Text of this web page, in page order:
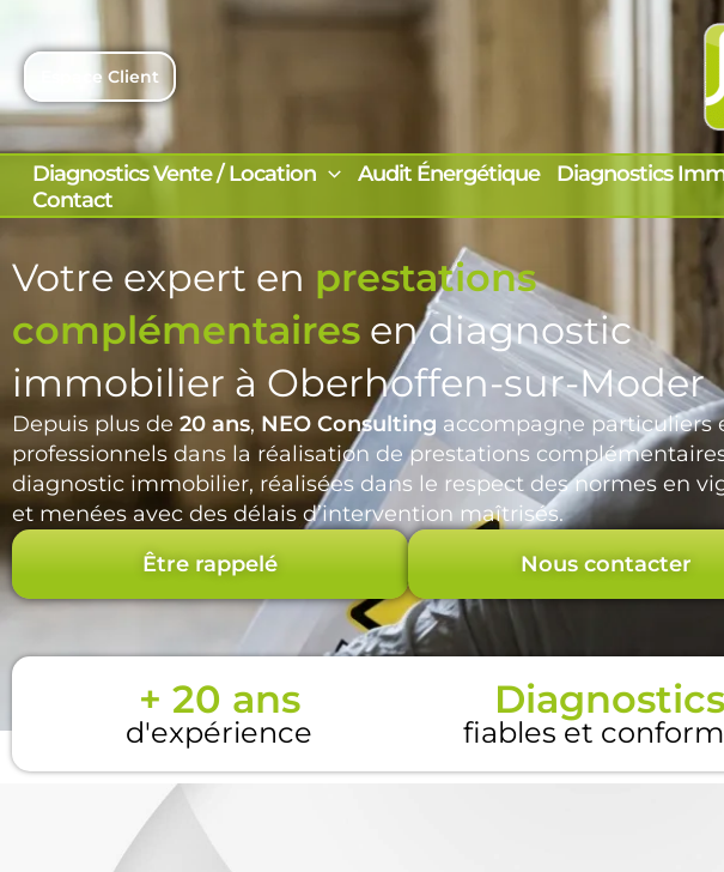
contenuEspace Client
Diagnostics Vente / Location Audit Énergétique Diagnostics
Contact
Votre expert en prestations
complémentaires en diagnostic
immobilier à Oberhoffen-sur-Moder
Depuis plus de 20 ans, NEO Consulting accompagne particuliers
professionnels dans la réalisation de prestations
diagnostic immobilier, réalisées dans le respect des normes en
et menées avec des délais d’intervention maîtrisés.
Être rappelé
Nous contacter
+ 20 ans
d'expérience
Diagnostics
fiables et